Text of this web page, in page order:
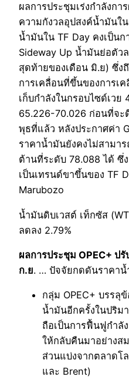
ผลการประชุมเร่งกำลังกา
ความกังวลอุปสงค์น้ำมันใ
น้ำมันใน TF Day คงเป็น
Sideway Up น้ำมันย่อตัว
สุดท้ายของเดือน มิ.ย) ซึ่ง
การเคลื่อนที่ขึ้นของการเ
เก็บกำลังในกรอบไซด์เว
65.226-70.026 ก่อนที่จะ
พุธที่แล้ว หลังประกาศค่า
ราคาน้ำมันยังคงไม่สามา
ต้านที่ระดับ 78.088 ได้ ซึ่
เป็นเทรนด์ขาขึ้นของ TF
Marubozo
น้ำมันดิบเวสต์ เท็กซัส
ลดลง 2.79%
ผลการประชุม OPEC+ ป
ก.ย. … ปัจจัยกดดันราคา
กลุ่ม OPEC+ บรรลุ
น้ำมันอีกครั้งในปริม
ถือเป็นการฟื้นฟูกำลั
ให้กลับคืนมาอย่างส
ส่วนแบ่งจากตลาดโ
และ Brent)